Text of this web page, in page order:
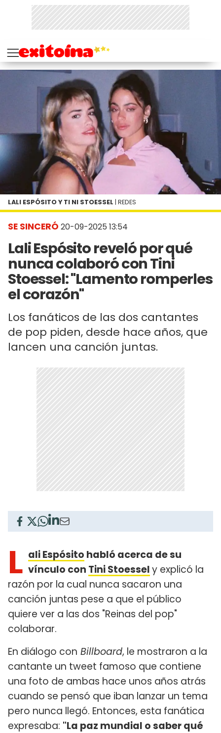
SE SINCERÓ 20-09-2025 13:54
Lali Espósito reveló por qué
nunca colaboró con Tini
Stoessel: "Lamento romperles
el corazón"
Los fanáticos de las dos cantantes
de pop piden, desde hace años, que
lancen una canción juntas.
LALI ESPÓSITO Y TI NI STOESSEL | REDES
L ali Espósito habló acerca de su
vínculo con Tini Stoessely explicó la
razón por la cual nunca sacaron una
canción juntas pese a que el público
quiere ver a las dos "Reinas del pop"
colaborar.
En diálogo con Billboard, le mostraron a la
cantante un tweet famoso que contiene
una foto de ambas hace unos años atrás
cuando se pensó que iban lanzar un tema
pero nunca llegó. Entonces, esta fanática
expresaba: "La paz mundial o saber qué